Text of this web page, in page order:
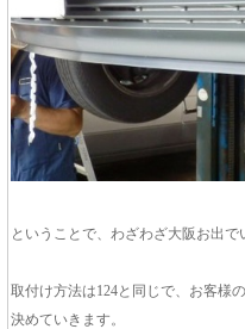
ということで、わざわざ大阪お出で
取付け方法は124と同じで、お客様
決めていきます。